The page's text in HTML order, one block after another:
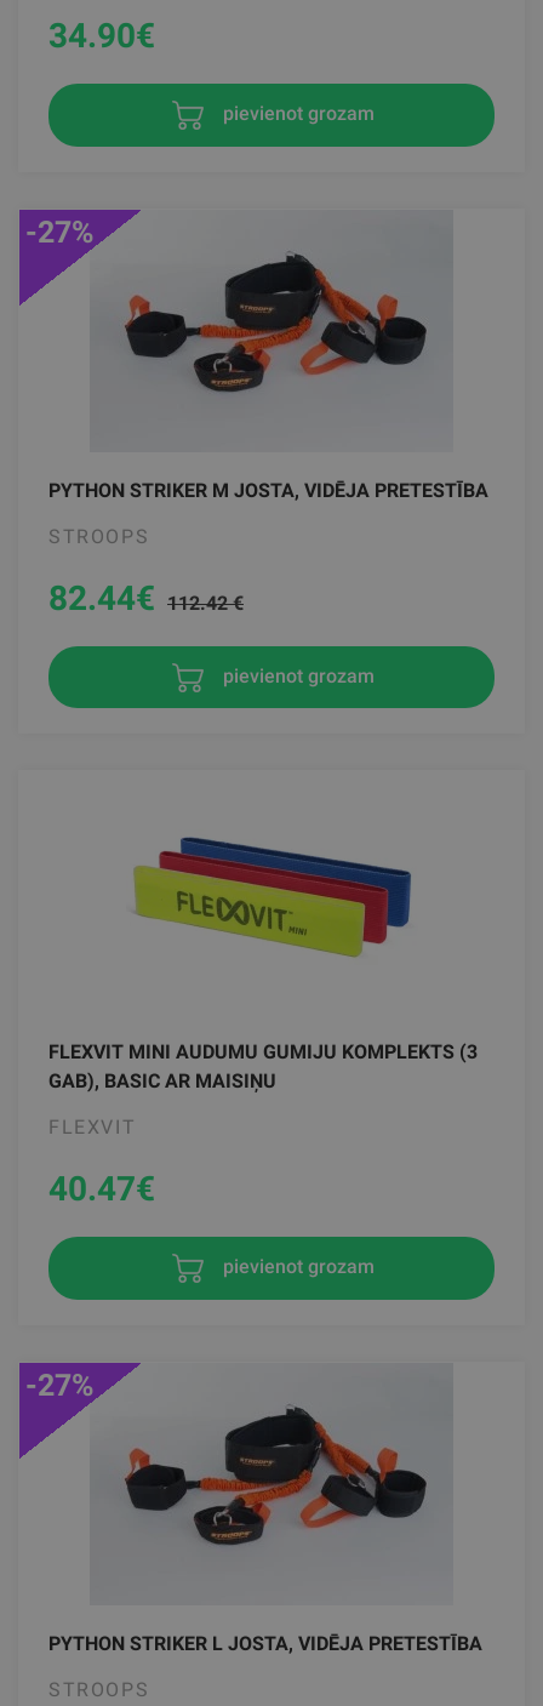
34.90€
pievienot grozam
PYTHON STRIKER M JOSTA, VIDĒJA PRETESTĪBA
STROOPS
-27%
82.44€ 112.42 €
pievienot grozam
FLEXVIT MINI AUDUMU GUMIJU KOMPLEKTS (3
GAB), BASIC AR MAISIŅU
FLEXVIT
40.47€
pievienot grozam
PYTHON STRIKER L JOSTA, VIDĒJA PRETESTĪBA
STROOPS
-27%